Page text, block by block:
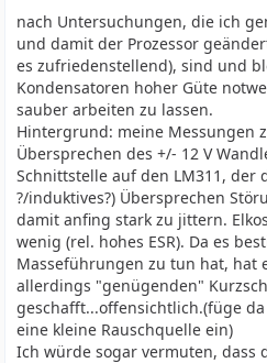
nach Untersuchungen, die ich
und damit der Prozessor
es zufriedenstellend), sind und
Kondensatoren hoher Güte
sauber arbeiten zu lassen.
Hintergrund: meine Messungen
Übersprechen des +/- 12 V
Schnittstelle auf den LM311, der
?/induktives?) Übersprechen
damit anfing stark zu jittern.
wenig (rel. hohes ESR). Da es
Masseführungen zu tun hat, hat
allerdings "genügenden"
geschafft...offensichtlich.(füge
eine kleine Rauschquelle ein)
Ich würde sogar vermuten, dass